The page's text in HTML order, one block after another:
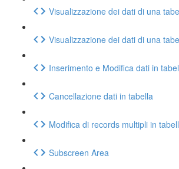
Visualizzazione dei dati di una
Visualizzazione dei dati di una
Inserimento e Modifica dati in
Cancellazione dati in tabella
Modifica di records multipli in
Subscreen Area